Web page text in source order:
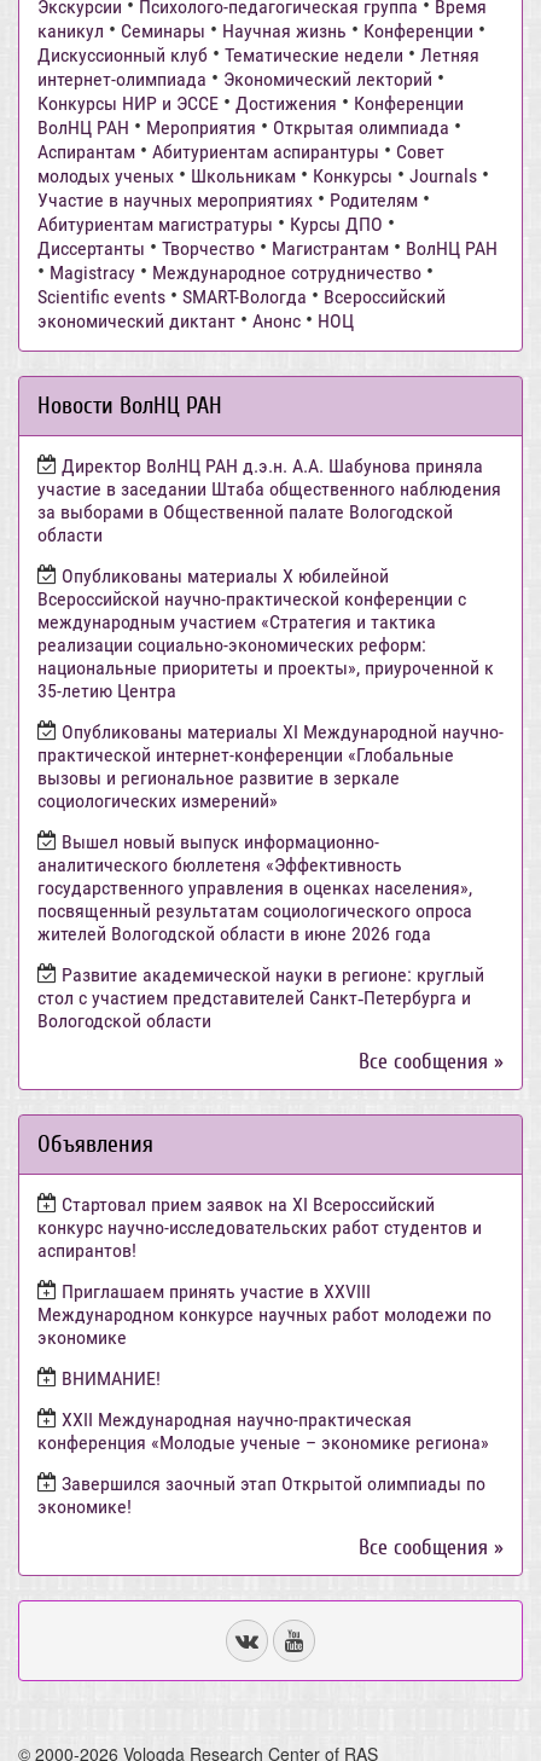
Экскурсии • Психолого-педагогическая группа • Время
каникул • Семинары • Научная жизнь • Конференции •
Дискуссионный клуб • Тематические недели • Летняя
интернет-олимпиада • Экономический лекторий •
Конкурсы НИР и ЭССЕ • Достижения • Конференции
ВолНЦ РАН • Мероприятия • Открытая олимпиада •
Аспирантам • Абитуриентам аспирантуры • Совет
молодых ученых • Школьникам • Конкурсы • Journals •
Участие в научных мероприятиях • Родителям •
Абитуриентам магистратуры • Курсы ДПО •
Диссертанты • Творчество • Магистрантам • ВолНЦ РАН
• Magistracy • Международное сотрудничество •
Scientific events • SMART-Вологда • Всероссийский
экономический диктант • Анонс • НОЦ
Новости ВолНЦ РАН
Директор ВолНЦ РАН д.э.н. А.А. Шабунова приняла
участие в заседании Штаба общественного наблюдения
за выборами в Общественной палате Вологодской
области
Опубликованы материалы X юбилейной
Всероссийской научно-практической конференции с
международным участием «Стратегия и тактика
реализации социально-экономических реформ:
национальные приоритеты и проекты», приуроченной к
35-летию Центра
Опубликованы материалы XI Международной научно-
практической интернет-конференции «Глобальные
вызовы и региональное развитие в зеркале
социологических измерений»
Вышел новый выпуск информационно-
аналитического бюллетеня «Эффективность
государственного управления в оценках населения»,
посвященный результатам социологического опроса
жителей Вологодской области в июне 2026 года
Развитие академической науки в регионе: круглый
стол с участием представителей Санкт‑Петербурга и
Вологодской области
Все сообщения »
Объявления
Стартовал прием заявок на XI Всероссийский
конкурс научно-исследовательских работ студентов и
аспирантов!
Приглашаем принять участие в XXVIII
Международном конкурсе научных работ молодежи по
экономике
ВНИМАНИЕ!
ХХII Международная научно-практическая
конференция «Молодые ученые – экономике региона»
Завершился заочный этап Открытой олимпиады по
экономике!
Все сообщения »
© 2000-2026 Vologda Research Center of RAS